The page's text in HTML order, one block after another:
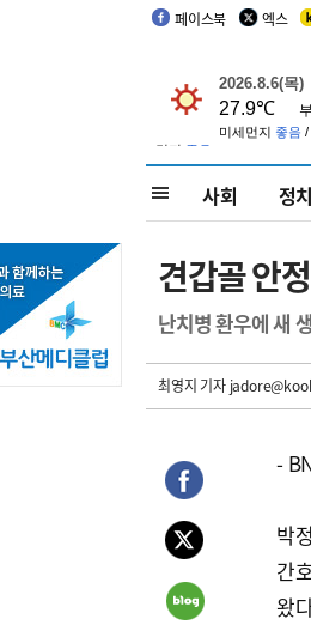
페이스북 엑스
사회 정치
견갑골 안
난치병 환우에 새
최영지 기자
-
박
간
왔